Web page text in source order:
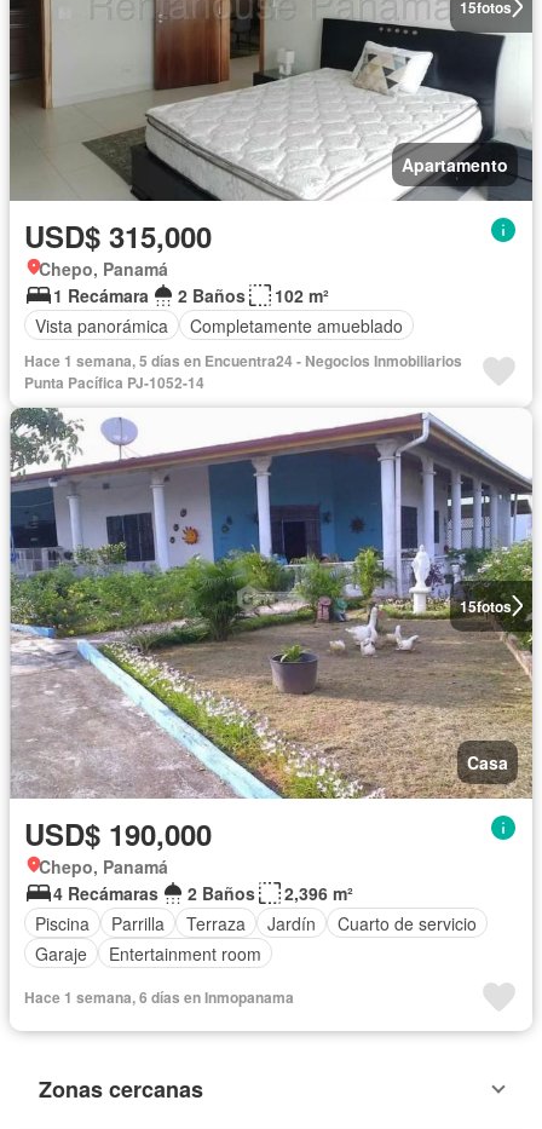
15fotos
Apartamento
USD$ 315,000
Chepo, Panamá
1 Recámara
2 Baños
102 m²
Vista panorámica
Completamente amueblado
Hace 1 semana, 5 días en Encuentra24 - Negocios Inmobiliarios
Punta Pacífica PJ-1052-14
15fotos
Casa
USD$ 190,000
Chepo, Panamá
4 Recámaras
2 Baños
2,396 m²
Piscina
Parrilla Terraza Jardín
Cuarto de servicio
Garaje
Entertainment room
Hace 1 semana, 6 días en Inmopanama
Zonas cercanas